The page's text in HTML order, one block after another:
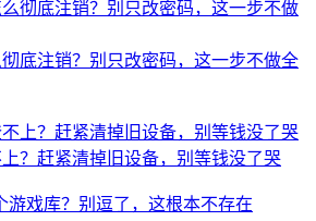
底注销？别只改密码，这一步不做全
？赶紧清掉旧设备，别等钱没了哭